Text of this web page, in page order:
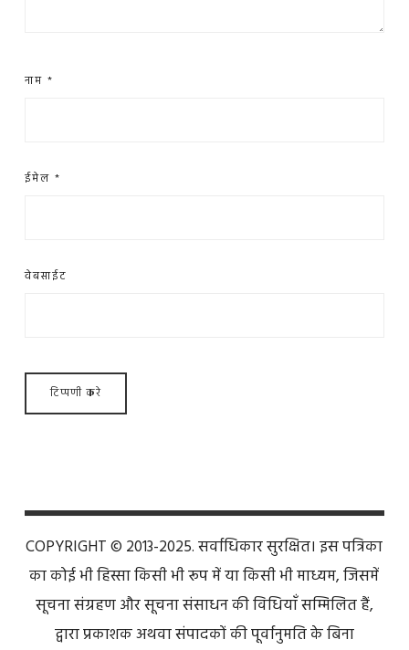
नाम *
ईमेल *
वेबसाईट
COPYRIGHT © 2013-2025. सर्वाधिकार सुरक्षित। इस पत्रिका
का कोई भी हिस्सा किसी भी रूप में या किसी भी माध्यम, जिसमें
सूचना संग्रहण और सूचना संसाधन की विधियाँ सम्मिलित हैं,
द्वारा प्रकाशक अथवा संपादकों की पूर्वानुमति के बिना